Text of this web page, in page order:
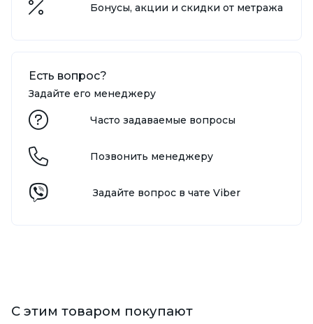
Бонусы, акции и скидки от метража
Есть вопрос?
Задайте его менеджеру
Часто задаваемые вопросы
Позвонить менеджеру
Задайте вопрос в чате Viber
С этим товаром покупают